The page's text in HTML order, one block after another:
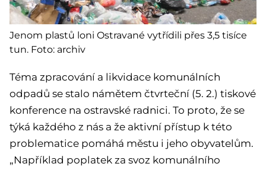
Jenom plastů loni Ostravané vytřídili přes 3,5 tisíce
tun. Foto: archiv
Téma zpracování a likvidace komunálních
odpadů se stalo námětem čtvrteční (5. 2.) tiskové
konference na ostravské radnici. To proto, že se
týká každého z nás a že aktivní přístup k této
problematice pomáhá městu i jeho obyvatelům.
„Například poplatek za svoz komunálního